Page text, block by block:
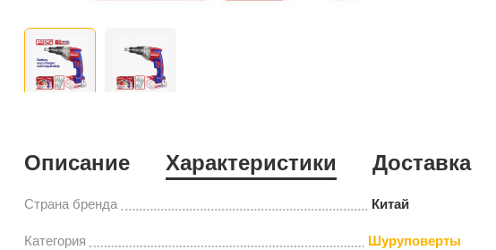
Описание Характеристики Доставка
Страна бренда Китай
Категория Шуруповерты